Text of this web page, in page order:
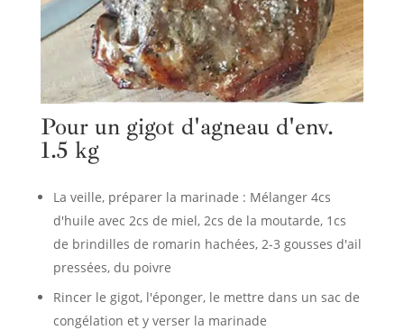
Pour un gigot d'agneau d'env.
1.5 kg
La veille, préparer la marinade : Mélanger 4cs
d'huile avec 2cs de miel, 2cs de la moutarde, 1cs
de brindilles de romarin hachées, 2-3 gousses d'ail
pressées, du poivre
Rincer le gigot, l'éponger, le mettre dans un sac de
congélation et y verser la marinade